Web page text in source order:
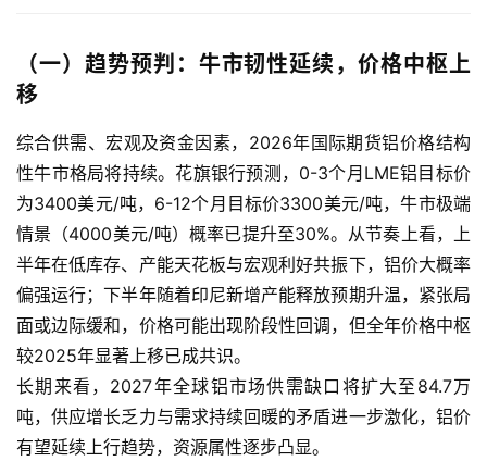
恒
期
货
期
货
入
期
货
行
情
（一）趋势预判：牛市韧性延续，价格中枢上
移
综合供需、宏观及资金因素，2026年国际期货铝价格结构
性牛市格局将持续。花旗银行预测，0-3个月LME铝目标价
为3400美元/吨，6-12个月目标价3300美元/吨，牛市极端
情景（4000美元/吨）概率已提升至30%。从节奏上看，上
半年在低库存、产能天花板与宏观利好共振下，铝价大概率
偏强运行；下半年随着印尼新增产能释放预期升温，紧张局
面或边际缓和，价格可能出现阶段性回调，但全年价格中枢
较2025年显著上移已成共识。
长期来看，2027年全球铝市场供需缺口将扩大至84.7万
吨，供应增长乏力与需求持续回暖的矛盾进一步激化，铝价
有望延续上行趋势，资源属性逐步凸显。